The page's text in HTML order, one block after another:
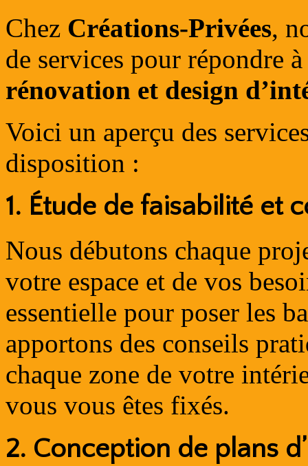
Chez Créations-Privées,
de services pour répondre
rénovation et design
Voici un aperçu des
disposition :
1. Étude de faisabilité et
Nous débutons chaque
votre espace et de vos
essentielle pour poser les
apportons des conseils
chaque zone de votre
vous vous êtes fixés.
2. Conception de plans